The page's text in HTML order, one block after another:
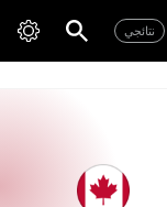
نتائجي